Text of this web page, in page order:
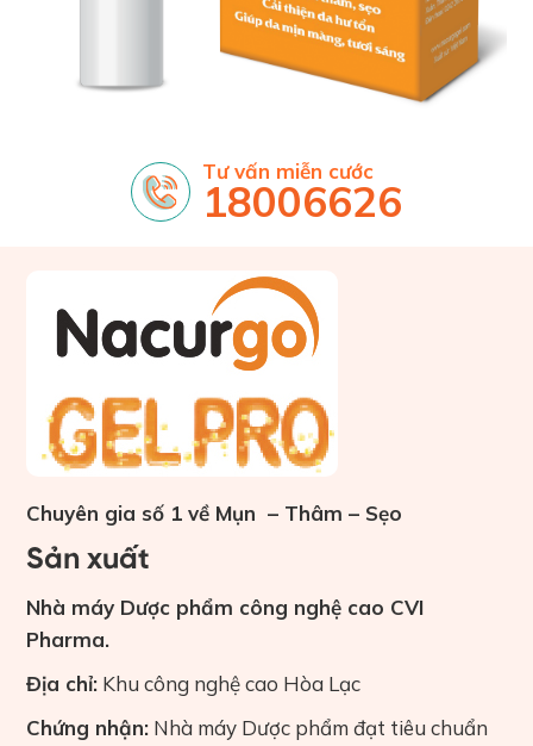
Tư vấn miễn cước
18006626
Chuyên gia số 1 về Mụn – Thâm – Sẹo
Sản xuất
Nhà máy Dược phẩm công nghệ cao CVI
Pharma.
Địa chỉ: Khu công nghệ cao Hòa Lạc
Chứng nhận: Nhà máy Dược phẩm đạt tiêu chuẩn